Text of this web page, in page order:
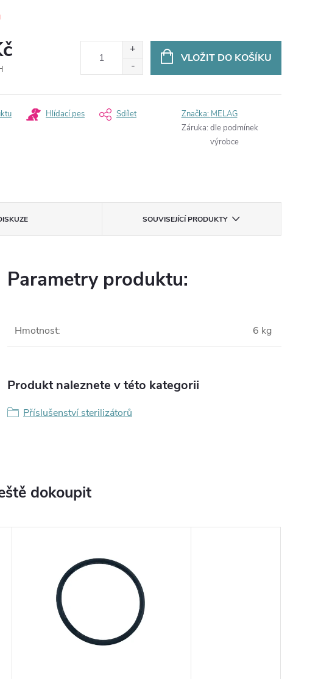
VLOŽIT DO KOŠÍKU
Hlídací pes Sdílet Značka: MELAG
Záruka: dle podmínek
výrobce
SOUVISEJÍCÍ PRODUKTY
Parametry produktu:
Hmotnost: 6 kg
Produkt naleznete v této kategorii
Příslušenství sterilizátorů
dokoupit